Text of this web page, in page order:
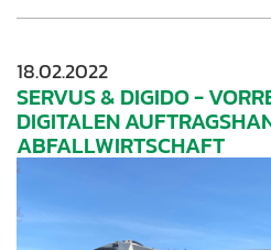
18.02.2022
SERVUS & DIGIDO -
DIGITALEN
ABFALLWIRTSCHAFT